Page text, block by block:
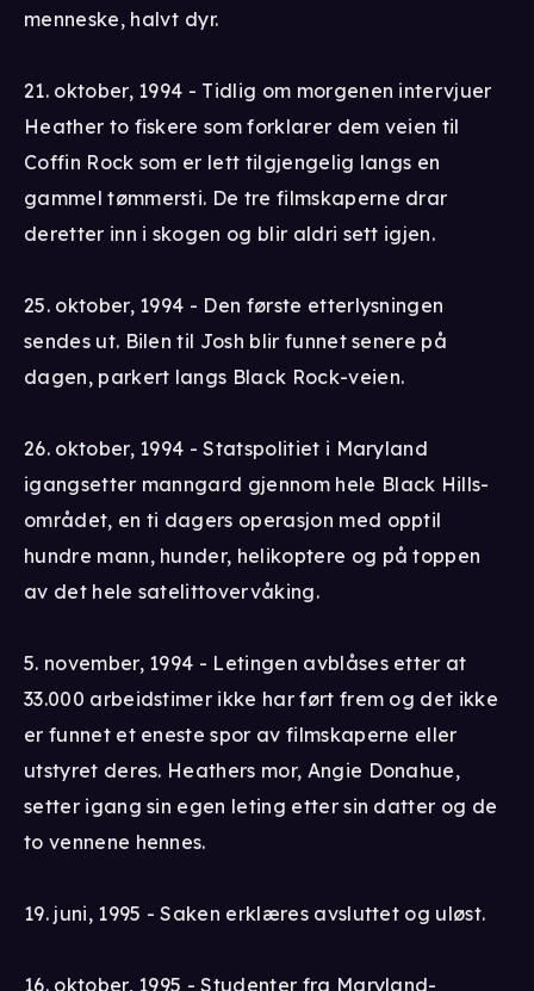
menneske, halvt dyr.
21. oktober, 1994 - Tidlig om morgenen intervjuer
Heather to fiskere som forklarer dem veien til
Coffin Rock som er lett tilgjengelig langs en
gammel tømmersti. De tre filmskaperne drar
deretter inn i skogen og blir aldri sett igjen.
25. oktober, 1994 - Den første etterlysningen
sendes ut. Bilen til Josh blir funnet senere på
dagen, parkert langs Black Rock-veien.
26. oktober, 1994 - Statspolitiet i Maryland
igangsetter manngard gjennom hele Black Hills-
området, en ti dagers operasjon med opptil
hundre mann, hunder, helikoptere og på toppen
av det hele satelittovervåking.
5. november, 1994 - Letingen avblåses etter at
33.000 arbeidstimer ikke har ført frem og det ikke
er funnet et eneste spor av filmskaperne eller
utstyret deres. Heathers mor, Angie Donahue,
setter igang sin egen leting etter sin datter og de
to vennene hennes.
19. juni, 1995 - Saken erklæres avsluttet og uløst.
16. oktober, 1995 - Studenter fra Maryland-